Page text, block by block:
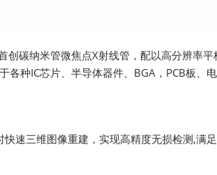
创碳纳米管微焦点X射线管，配以高分辨率
各种IC芯片、半导体器件、BGA，PCB板
速三维图像重建，实现高精度无损检测,